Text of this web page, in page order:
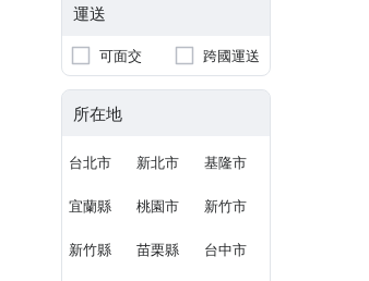
運送
可面交 跨國運送
所在地
台北市 新北市 基隆市
宜蘭縣 桃園市 新竹市
新竹縣 苗栗縣 台中市